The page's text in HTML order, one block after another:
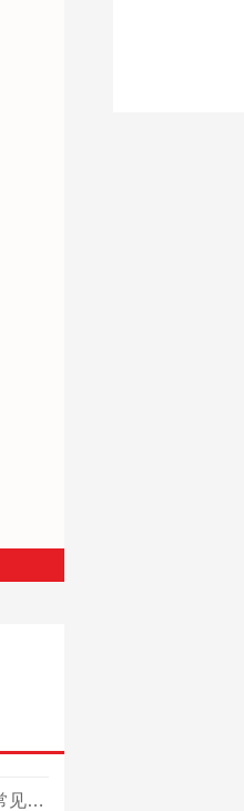
速收藏！岩石孔隙铸体仪常见故障的解决方法分享